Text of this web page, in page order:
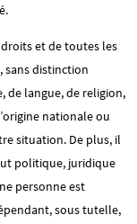
et de toutes les
sans distinction
de langue, de religion,
nationale ou
situation. De plus, il
politique, juridique
personne est
sous tutelle,